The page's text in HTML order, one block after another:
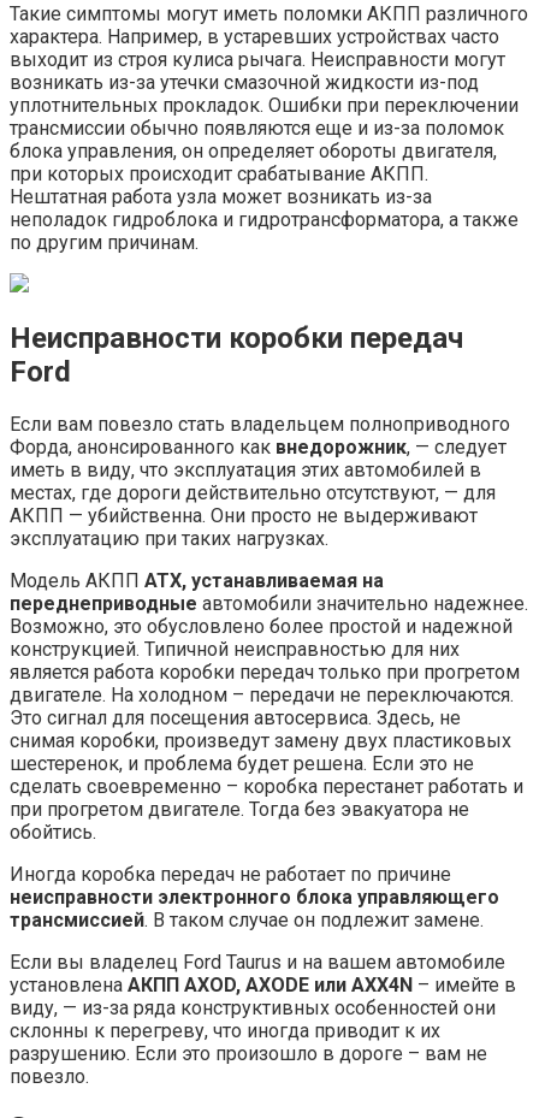
Такие симптомы могут иметь поломки АКПП различного
характера. Например, в устаревших устройствах часто
выходит из строя кулиса рычага. Неисправности могут
возникать из-за утечки смазочной жидкости из-под
уплотнительных прокладок. Ошибки при переключении
трансмиссии обычно появляются еще и из-за поломок
блока управления, он определяет обороты двигателя,
при которых происходит срабатывание АКПП.
Нештатная работа узла может возникать из-за
неполадок гидроблока и гидротрансформатора, а также
по другим причинам.
Неисправности коробки передач
Ford
Если вам повезло стать владельцем полноприводного
Форда, анонсированного как внедорожник, — следует
иметь в виду, что эксплуатация этих автомобилей в
местах, где дороги действительно отсутствуют, — для
АКПП — убийственна. Они просто не выдерживают
эксплуатацию при таких нагрузках.
Модель АКПП АТХ, устанавливаемая на
переднеприводные автомобили значительно надежнее.
Возможно, это обусловлено более простой и надежной
конструкцией. Типичной неисправностью для них
является работа коробки передач только при прогретом
двигателе. На холодном – передачи не переключаются.
Это сигнал для посещения автосервиса. Здесь, не
снимая коробки, произведут замену двух пластиковых
шестеренок, и проблема будет решена. Если это не
сделать своевременно – коробка перестанет работать и
при прогретом двигателе. Тогда без эвакуатора не
обойтись.
Иногда коробка передач не работает по причине
неисправности электронного блока управляющего
трансмиссией. В таком случае он подлежит замене.
Если вы владелец Ford Taurus и на вашем автомобиле
установлена АКПП AXOD, AXODE или AXX4N – имейте в
виду, — из-за ряда конструктивных особенностей они
склонны к перегреву, что иногда приводит к их
разрушению. Если это произошло в дороге – вам не
повезло.